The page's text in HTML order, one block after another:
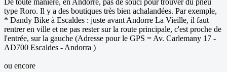
type Roro. Il y a des boutiques très bien achalandées. Par exemple,
* Dandy Bike à Escaldes : juste avant Andorre La Vieille, il faut
rentrer en ville et ne pas rester sur la route principale, c'est proche de
l'entrée, sur la gauche (Adresse pour le GPS = Av. Carlemany 17 -
AD700 Escaldes - Andorra )
ou encore